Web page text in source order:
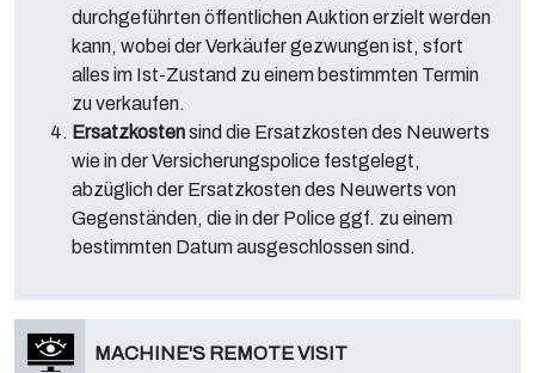
durchgeführten öffentlichen Auktion erzielt werden
kann, wobei der Verkäufer gezwungen ist, sfort
alles im Ist-Zustand zu einem bestimmten Termin
zu verkaufen.
Ersatzkostensind die Ersatzkosten des Neuwerts
wie in der Versicherungspolice festgelegt,
abzüglich der Ersatzkosten des Neuwerts von
Gegenständen, die in der Police ggf. zu einem
bestimmten Datum ausgeschlossen sind.
MACHINE'S REMOTE VISIT